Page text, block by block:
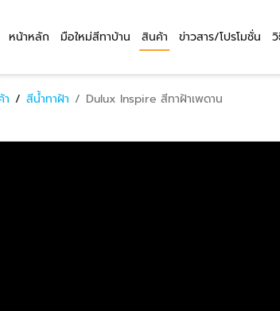
หน้าหลัก มือใหม่สีทาบ้าน สินค้า ข่าวสาร/โปรโมชั่น
/ สีน้ำทาฝ้า / Dulux Inspire สีทาฝ้าเพดาน